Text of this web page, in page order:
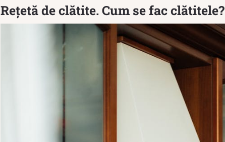
Rețetă de clătite. Cum se fac clătitele?